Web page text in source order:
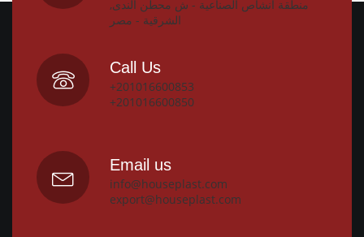
منطقة انشاص الصناعية - ش محطن الندى,
الشرقية - مصر
Call Us
+201016600853
+201016600850
Email us
info@houseplast.com
export@houseplast.com